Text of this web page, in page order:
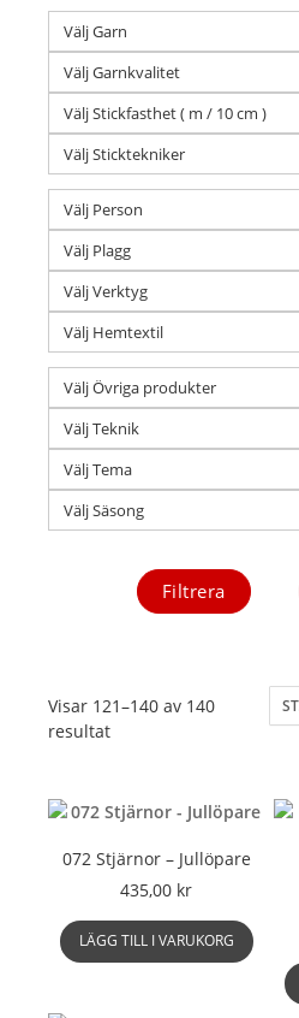
Välj Garn
Välj Garnkvalitet
Välj Stickfasthet ( m / 10 cm )
Välj Sticktekniker
Välj Person
Välj Plagg
Välj Verktyg
Välj Hemtextil
Välj Övriga produkter
Välj Teknik
Välj Tema
Välj Säsong
Filtrera
Visar 121–140 av 140
resultat
072 Stjärnor – Jullöpare
435,00 kr
LÄGG TILL I VARUKORG